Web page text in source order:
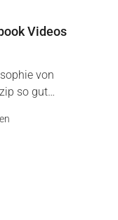
Videos
von
so gut…